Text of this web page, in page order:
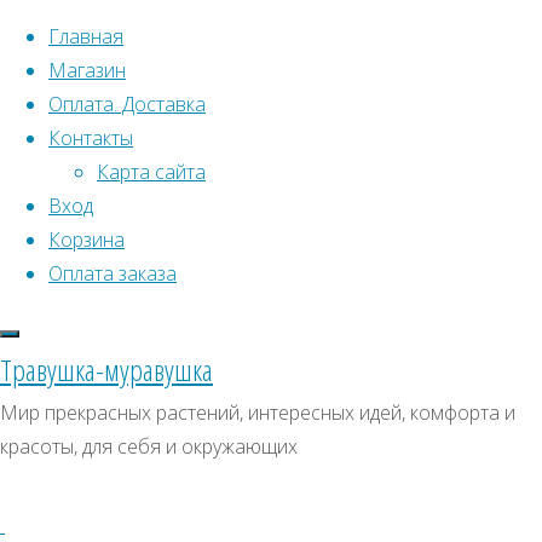
Перейти к содержимому
Главная
Магазин
Оплата. Доставка
Контакты
Карта сайта
Вход
Корзина
Оплата заказа
Травушка-муравушка
Мир прекрасных растений, интересных идей, комфорта и
красоты, для себя и окружающих
Что искать:
Поиск
с
меткой
“Редкие”Страница
Редкие
Искать:
СКИДКИ, АКЦИИ
Категории магазина